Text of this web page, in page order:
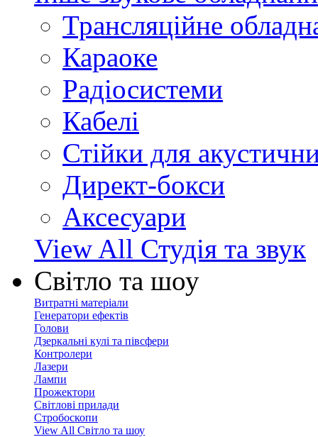
Трансляційне
Караоке
Радіосистеми
Кабелі
Стійки для
Директ-бокси
Аксесуари
View All Студія та звук
Світло та шоу
Витратні матеріали
Генератори ефектів
Голови
Дзеркальні кулі та півсфери
Контролери
Лазери
Лампи
Прожектори
Світлові прилади
Стробоскопи
View All Світло та шоу